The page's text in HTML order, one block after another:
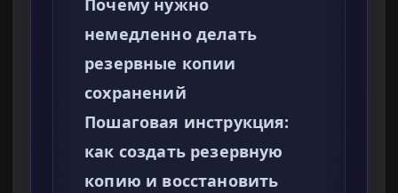
Почему нужно
немедленно делать
резервные копии
сохранений
Пошаговая инструкция:
как создать резервную
копию и восстановить